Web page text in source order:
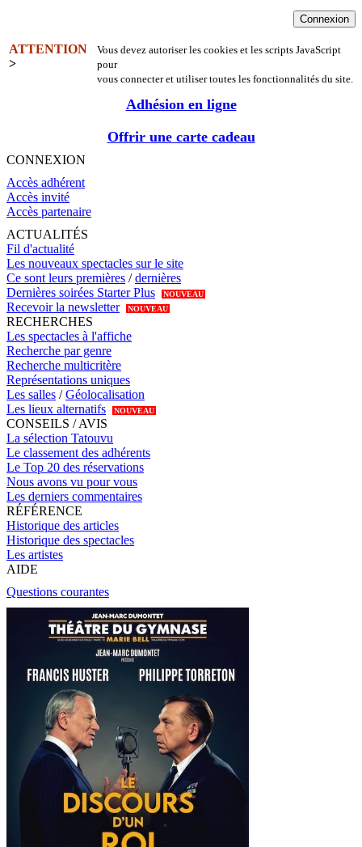
ATTENTION
>
Vous devez autoriser les cookies et les scripts JavaScript
pour
vous connecter et utiliser toutes les fonctionnalités du site.
Adhésion en ligne
Offrir une carte cadeau
CONNEXION
Accès adhérent
Accès invité
Accès partenaire
ACTUALITÉS
Fil d'actualité
Les nouveaux spectacles sur le site
Ce sont leurs premières /dernières
Dernières soirées Starter Plus
NOUVEAU
Recevoir la newsletter NOUVEAU
RECHERCHES
Les spectacles à l'affiche
Recherche par genre
Recherche multicritère
Représentations uniques
Les salles /Géolocalisation
Les lieux alternatifs
NOUVEAU
CONSEILS / AVIS
La sélection Tatouvu
Le classement des adhérents
Le Top 20 des réservations
Nous avons vu pour vous
Les derniers commentaires
RÉFÉRENCE
Historique des articles
Historique des spectacles
Les artistes
AIDE
Questions courantes